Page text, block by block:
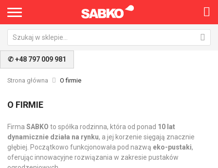
✆ +48 797 009 981
Strona główna O firmie
O FIRMIE
Firma SABKO to spółka rodzinna, która od ponad 10 lat
dynamicznie działa na rynku, a jej korzenie sięgają znacznie
głębiej. Początkowo funkcjonowała pod nazwą eko-pustaki,
oferując innowacyjne rozwiązania w zakresie pustaków